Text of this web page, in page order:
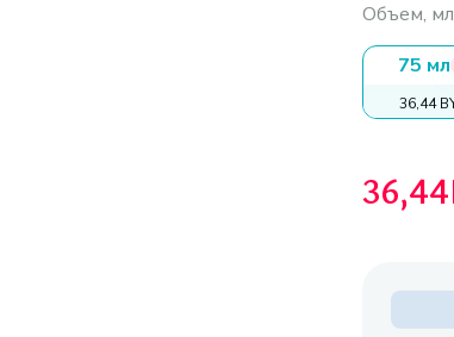
Объем, мл
75 мл
36,44
36,44